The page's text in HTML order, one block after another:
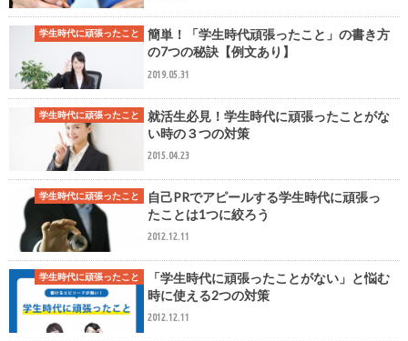
学生時代に頑張ったこと
簡単！「学生時代頑張ったこと」の書き方
の7つの秘訣【例文あり】
2019.05.31
学生時代に頑張ったこと
就活生必見！学生時代に頑張ったことがな
い時の３つの対策
2015.04.23
学生時代に頑張ったこと
自己PRでアピールする学生時代に頑張っ
たことは1つに絞ろう
2012.12.11
学生時代に頑張ったこと
「学生時代に頑張ったことがない」と悩む
時に使える2つの対策
2012.12.11